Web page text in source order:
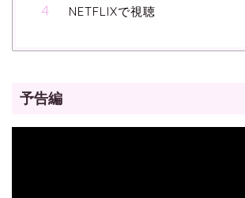
NETFLIXで視聴
予告編